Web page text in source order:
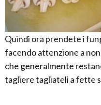
Quindi ora prendete i
facendo attenzione a
che generalmente
tagliere tagliateli a fette